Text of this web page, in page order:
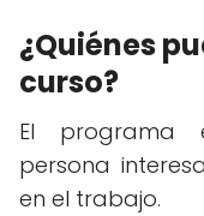
¿Quiénes
curso?
El programa
persona
en el trabajo.